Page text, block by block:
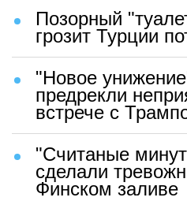
Позорный
грозит Турции
"Новое
предрекли
встрече с
"Считаные
сделали
Финском заливе